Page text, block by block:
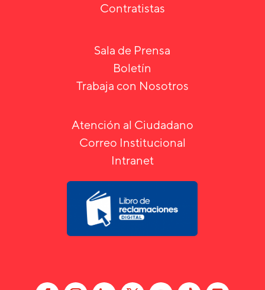
Contratistas
Sala de Prensa
Boletín
Trabaja con Nosotros
Atención al Ciudadano
Correo Institucional
Intranet